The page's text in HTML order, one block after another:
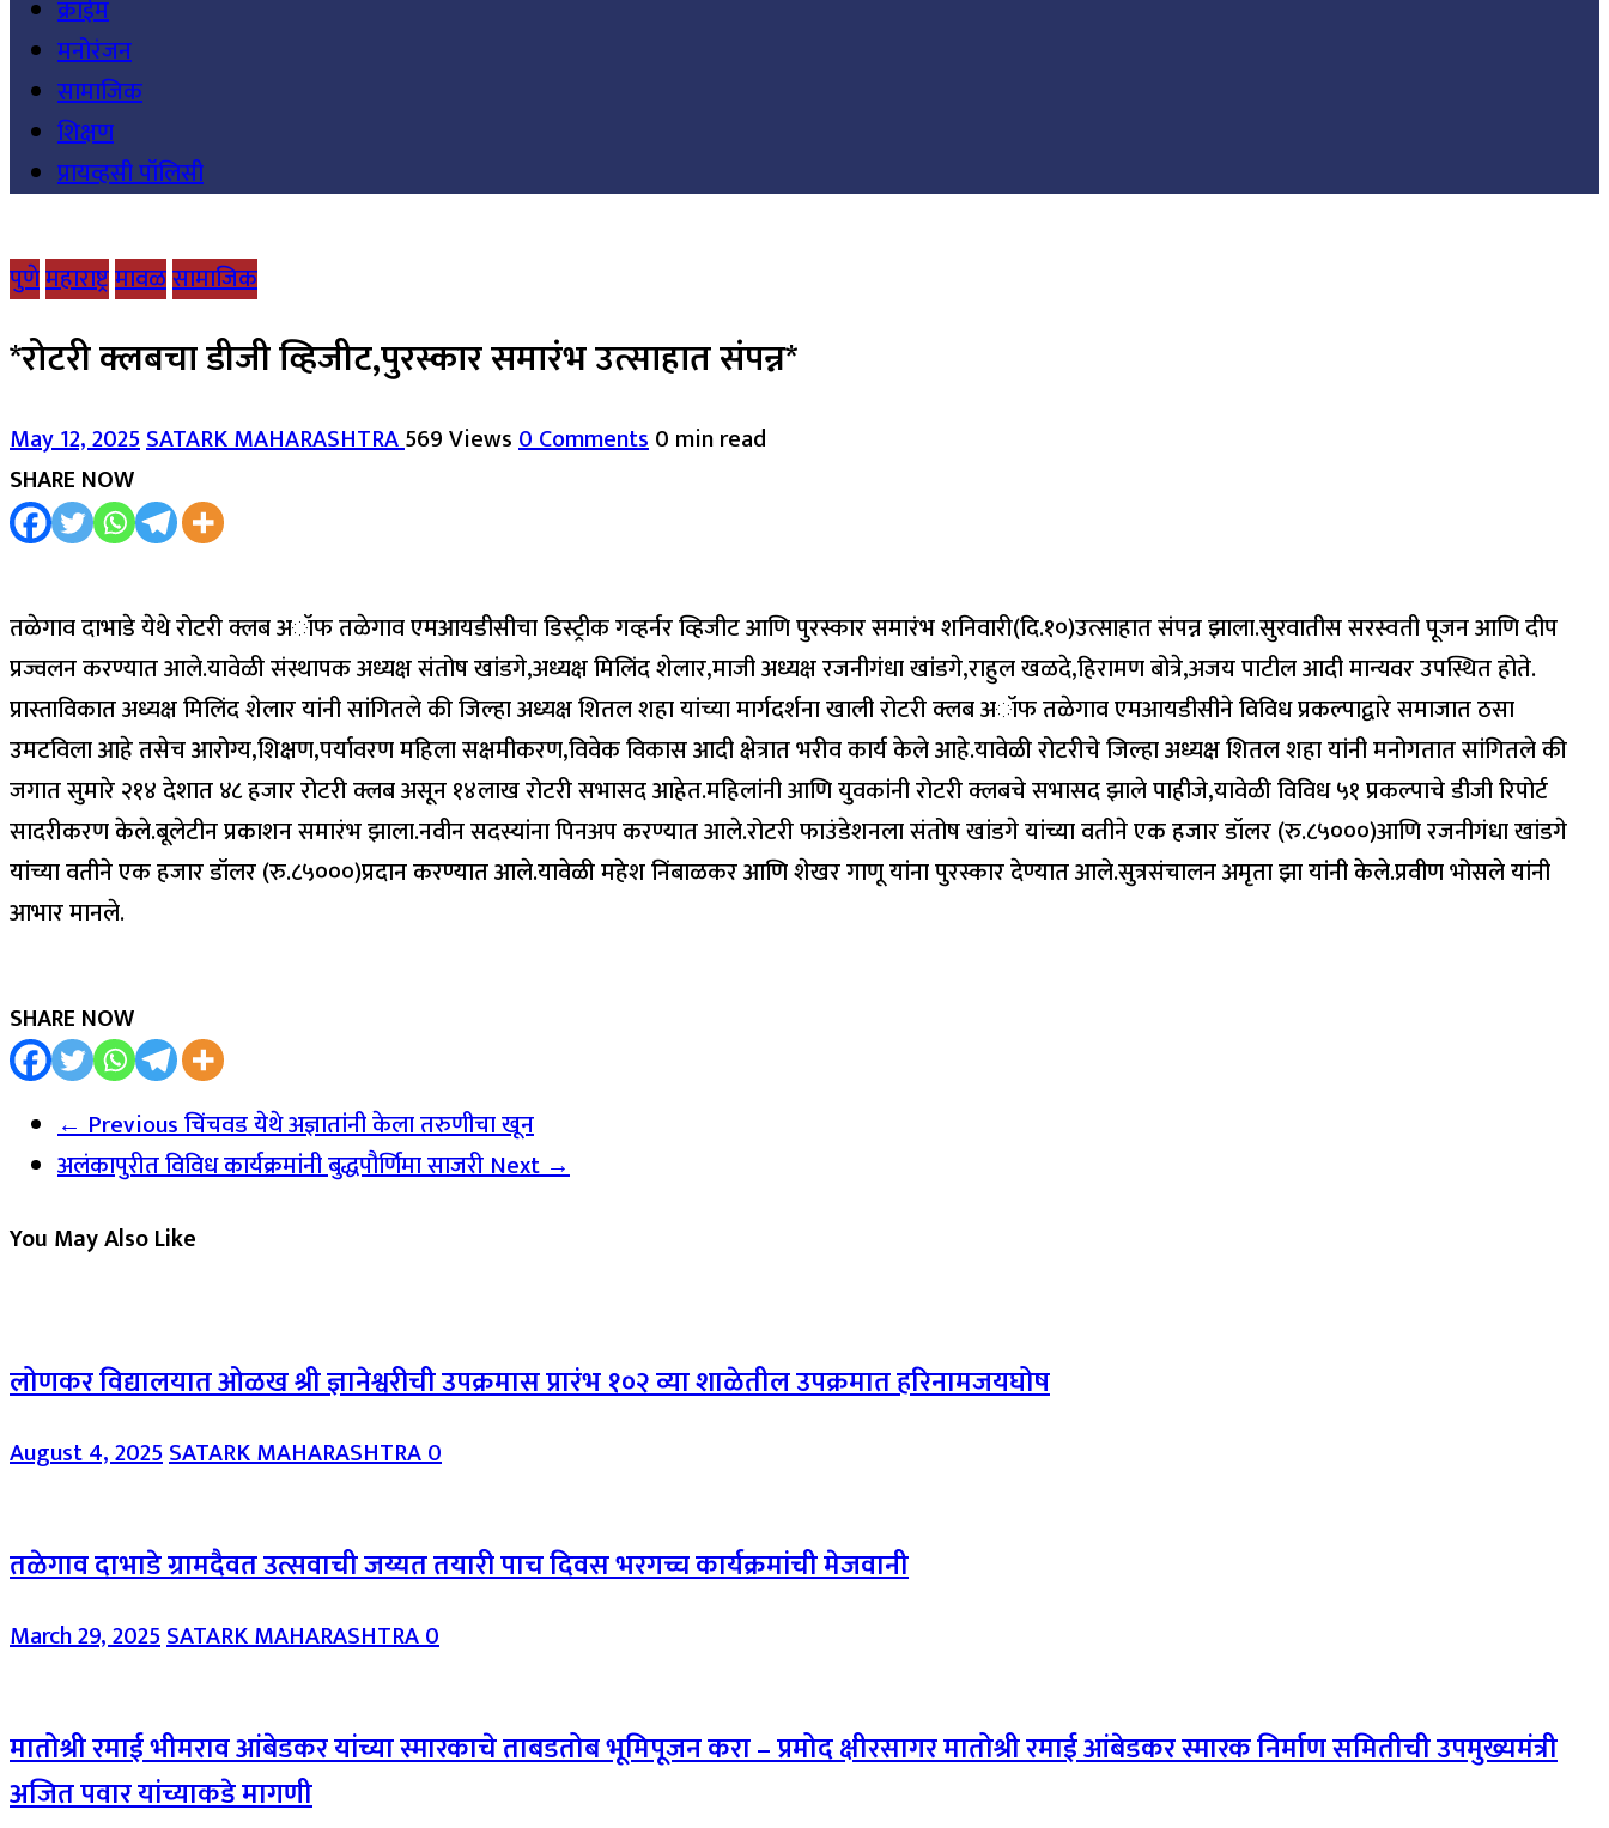
क्राईम
मनोरंजन
सामाजिक
शिक्षण
प्रायव्हसी पॉलिसी
पुणेमहाराष्ट्रमावळसामाजिक
*रोटरी क्लबचा डीजी व्हिजीट,पुरस्कार समारंभ उत्साहात संपन्न*
May 12, 2025SATARK MAHARASHTRA569 Views0 Comments0 min read
SHARE NOW
तळेगाव दाभाडे येथे रोटरी क्लब अॉफ तळेगाव एमआयडीसीचा डिस्ट्रीक गव्हर्नर व्हिजीट आणि पुरस्कार समारंभ शनिवारी(दि.१०)उत्साहात संपन्न झाला.सुरवातीस सरस्वती पूजन आणि दीप
प्रज्वलन करण्यात आले.यावेळी संस्थापक अध्यक्ष संतोष खांडगे,अध्यक्ष मिलिंद शेलार,माजी अध्यक्ष रजनीगंधा खांडगे,राहुल खळदे,हिरामण बोत्रे,अजय पाटील आदी मान्यवर उपस्थित होते.
प्रास्ताविकात अध्यक्ष मिलिंद शेलार यांनी सांगितले की जिल्हा अध्यक्ष शितल शहा यांच्या मार्गदर्शना खाली रोटरी क्लब अॉफ तळेगाव एमआयडीसीने विविध प्रकल्पाद्वारे समाजात ठसा
उमटविला आहे तसेच आरोग्य,शिक्षण,पर्यावरण महिला सक्षमीकरण,विवेक विकास आदी क्षेत्रात भरीव कार्य केले आहे.यावेळी रोटरीचे जिल्हा अध्यक्ष शितल शहा यांनी मनोगतात सांगितले की
जगात सुमारे २१४ देशात ४८ हजार रोटरी क्लब असून १४लाख रोटरी सभासद आहेत.महिलांनी आणि युवकांनी रोटरी क्लबचे सभासद झाले पाहीजे,यावेळी विविध ५१ प्रकल्पाचे डीजी रिपोर्ट
सादरीकरण केले.बूलेटीन प्रकाशन समारंभ झाला.नवीन सदस्यांना पिनअप करण्यात आले.रोटरी फाउंडेशनला संतोष खांडगे यांच्या वतीने एक हजार डॉलर (रु.८५०००)आणि रजनीगंधा खांडगे
यांच्या वतीने एक हजार डॉलर (रु.८५०००)प्रदान करण्यात आले.यावेळी महेश निंबाळकर आणि शेखर गाणू यांना पुरस्कार देण्यात आले.सुत्रसंचालन अमृता झा यांनी केले.प्रवीण भोसले यांनी
आभार मानले.
SHARE NOW
← Previousचिंचवड येथे अज्ञातांनी केला तरुणीचा खून
अलंकापुरीत विविध कार्यक्रमांनी बुद्धपौर्णिमा साजरीNext →
You May Also Like
लोणकर विद्यालयात ओळख श्री ज्ञानेश्वरीची उपक्रमास प्रारंभ १०२ व्या शाळेतील उपक्रमात हरिनामजयघोष
August 4, 2025SATARK MAHARASHTRA0
तळेगाव दाभाडे ग्रामदैवत उत्सवाची जय्यत तयारी पाच दिवस भरगच्च कार्यक्रमांची मेजवानी
March 29, 2025SATARK MAHARASHTRA0
मातोश्री रमाई भीमराव आंबेडकर यांच्या स्मारकाचे ताबडतोब भूमिपूजन करा – प्रमोद क्षीरसागर मातोश्री रमाई आंबेडकर स्मारक निर्माण समितीची उपमुख्यमंत्री
अजित पवार यांच्याकडे मागणी